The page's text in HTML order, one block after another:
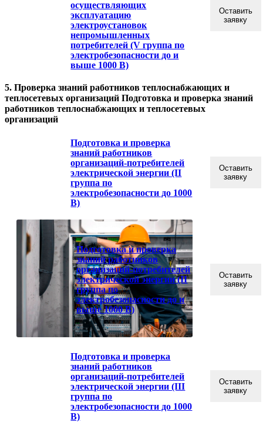
осуществляющих
эксплуатацию
электроустановок
непромышленных
потребителей (V группа по
электробезопасности до и
выше 1000 В)
Оставить
заявку
5. Проверка знаний работников теплоснабжающих и
теплосетевых организаций Подготовка и проверка знаний
работников теплоснабжающих и теплосетевых
организаций
Подготовка и проверка
знаний работников
организаций-потребителей
электрической энергии (II
группа по
электробезопасности до 1000
В)
Оставить
заявку
Подготовка и проверка
знаний работников
организаций-потребителей
электрической энергии (II
группа по
электробезопасности до и
выше 1000 В)
Оставить
заявку
Подготовка и проверка
знаний работников
организаций-потребителей
электрической энергии (III
группа по
электробезопасности до 1000
В)
Оставить
заявку